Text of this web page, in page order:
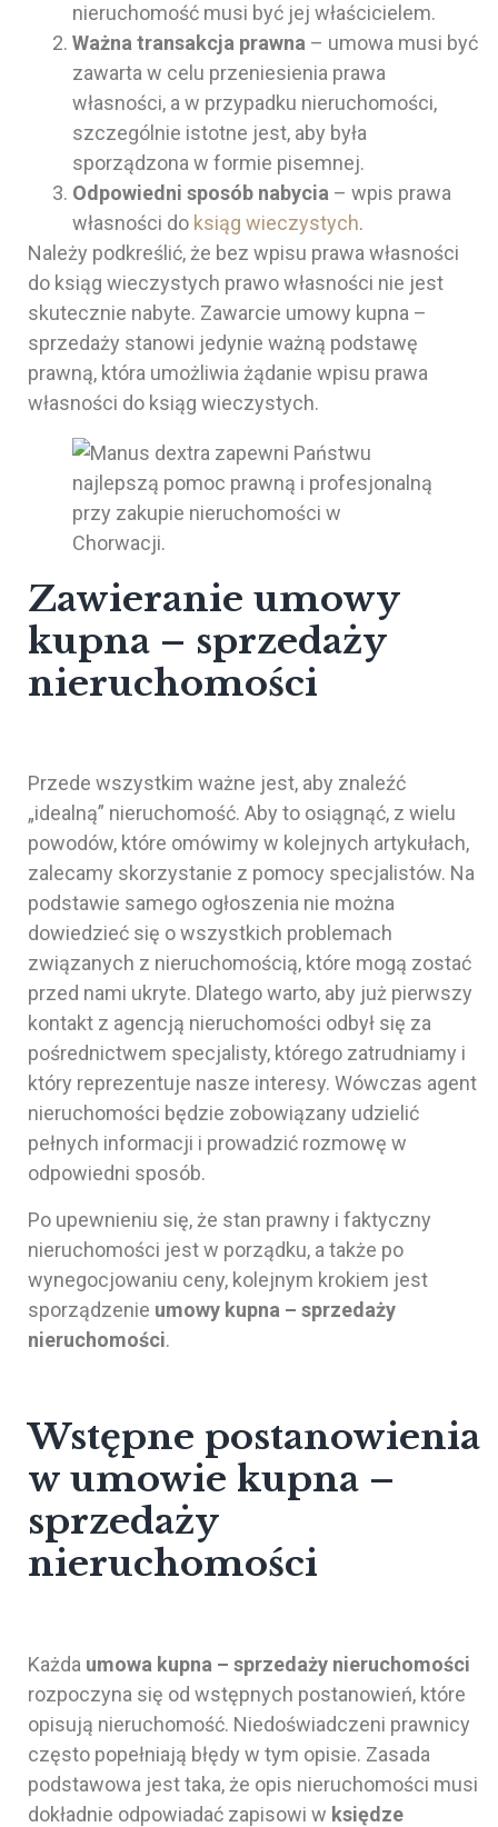
nieruchomość musi być jej właścicielem.
Ważna transakcja prawna – umowa musi być
zawarta w celu przeniesienia prawa
własności, a w przypadku nieruchomości,
szczególnie istotne jest, aby była
sporządzona w formie pisemnej.
Odpowiedni sposób nabycia – wpis prawa
własności do ksiąg wieczystych.
Należy podkreślić, że bez wpisu prawa własności
do ksiąg wieczystych prawo własności nie jest
skutecznie nabyte. Zawarcie umowy kupna –
sprzedaży stanowi jedynie ważną podstawę
prawną, która umożliwia żądanie wpisu prawa
własności do ksiąg wieczystych.
Zawieranie umowy
kupna – sprzedaży
nieruchomości
Przede wszystkim ważne jest, aby znaleźć
„idealną” nieruchomość. Aby to osiągnąć, z wielu
powodów, które omówimy w kolejnych artykułach,
zalecamy skorzystanie z pomocy specjalistów. Na
podstawie samego ogłoszenia nie można
dowiedzieć się o wszystkich problemach
związanych z nieruchomością, które mogą zostać
przed nami ukryte. Dlatego warto, aby już pierwszy
kontakt z agencją nieruchomości odbył się za
pośrednictwem specjalisty, którego zatrudniamy i
który reprezentuje nasze interesy. Wówczas agent
nieruchomości będzie zobowiązany udzielić
pełnych informacji i prowadzić rozmowę w
odpowiedni sposób.
Po upewnieniu się, że stan prawny i faktyczny
nieruchomości jest w porządku, a także po
wynegocjowaniu ceny, kolejnym krokiem jest
sporządzenie umowy kupna – sprzedaży
nieruchomości.
Wstępne postanowienia
w umowie kupna –
sprzedaży
nieruchomości
Każda umowa kupna – sprzedaży nieruchomości
rozpoczyna się od wstępnych postanowień, które
opisują nieruchomość. Niedoświadczeni prawnicy
często popełniają błędy w tym opisie. Zasada
podstawowa jest taka, że opis nieruchomości musi
dokładnie odpowiadać zapisowi w księdze